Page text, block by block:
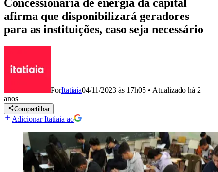
Concessionária de energia da capital
afirma que disponibilizará geradores
para as instituições, caso seja necessário
PorItatiaia04/11/2023 às 17h05 • Atualizado há 2
anos
Compartilhar
Adicionar Itatiaia ao